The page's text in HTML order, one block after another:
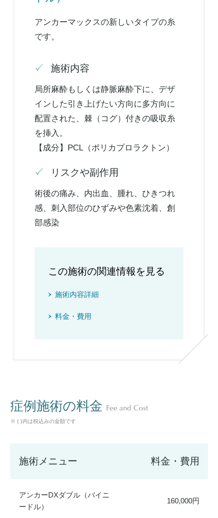
アンカーマックスの新しいタイプの糸
です。
施術内容
局所麻酔もしくは静脈麻酔下に、デザ
インした引き上げたい方向に多方向に
配置された、棘（コグ）付きの吸収糸
を挿入。
【成分】PCL（ポリカプロラクトン）
リスクや副作用
術後の痛み、内出血、腫れ、ひきつれ
感、刺入部位のひずみや色素沈着、創
部感染
この施術の関連情報を見る
施術内容詳細
料金・費用
症例施術の料金 Fee and Cost
※ ( )内は税込みの金額です
施術メニュー 料金・費用
アンカーDXダブル（バイニ
ードル）
160,000円